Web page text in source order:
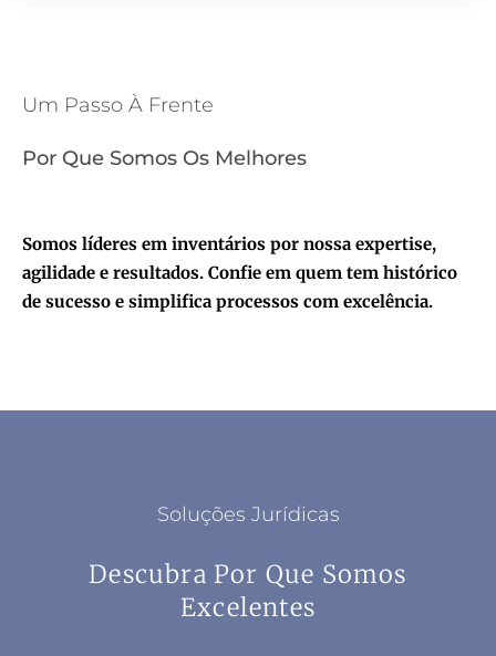
Um Passo À Frente
Por Que Somos Os Melhores
Somos líderes em inventários por nossa expertise,
agilidade e resultados. Confie em quem tem histórico
de sucesso e simplifica processos com excelência.
Soluções Jurídicas
Descubra Por Que Somos
Excelentes